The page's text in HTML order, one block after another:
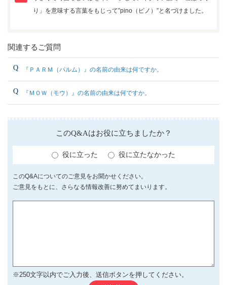
り」を意味する言葉をもじって”pino（ピノ）”と名づけました。
関連するご質問
『ＰＡＲＭ（パルム）』の名前の由来は何ですか。
『ＭＯＷ（モウ）』の名前の由来は何ですか。
このQ&Aはお役に立ちましたか？
役に立った 役に立たなかった
このQ&Aについてのご意見をお聞かせください。
ご意見をもとに、さらなる情報改善に努めてまいります。
※250文字以内でご入力後、送信ボタンを押してください。